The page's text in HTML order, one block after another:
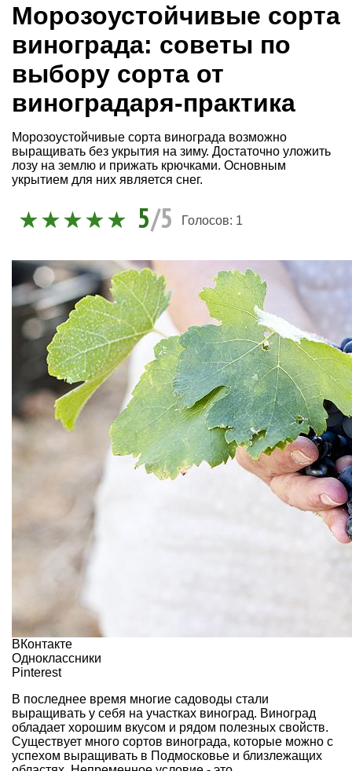
Морозоустойчивые сорта
винограда: советы по
выбору сорта от
виноградаря-практика
Морозоустойчивые сорта винограда возможно
выращивать без укрытия на зиму. Достаточно уложить
лозу на землю и прижать крючками. Основным
укрытием для них является снег.
5/5 Голосов: 1
ВКонтакте
Одноклассники
Pinterest
В последнее время многие садоводы стали
выращивать у себя на участках виноград. Виноград
обладает хорошим вкусом и рядом полезных свойств.
Существует много сортов винограда, которые можно с
успехом выращивать в Подмосковье и близлежащих